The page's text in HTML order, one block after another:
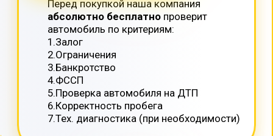
Отправить
Расчеты на этом калькуляторе являются
предварительными и конечные условия кредита могут
отличаться в зависимости от конкретного случая.